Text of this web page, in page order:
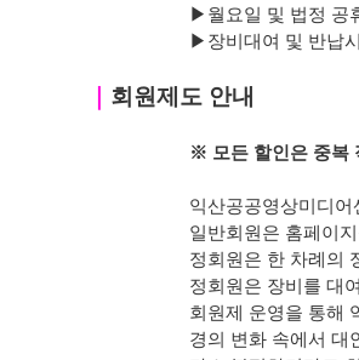
▶ 월요일 및 법정 공
▶ 장비대여 및 반납
회원제도 안내
※ 모든 할인은 중복
익산공공영상미디
일반회원은 홈페이
정회원은 한 차례의
정회원은 장비를 대
회원제 운영을 통해
경의 변화 속에서 대